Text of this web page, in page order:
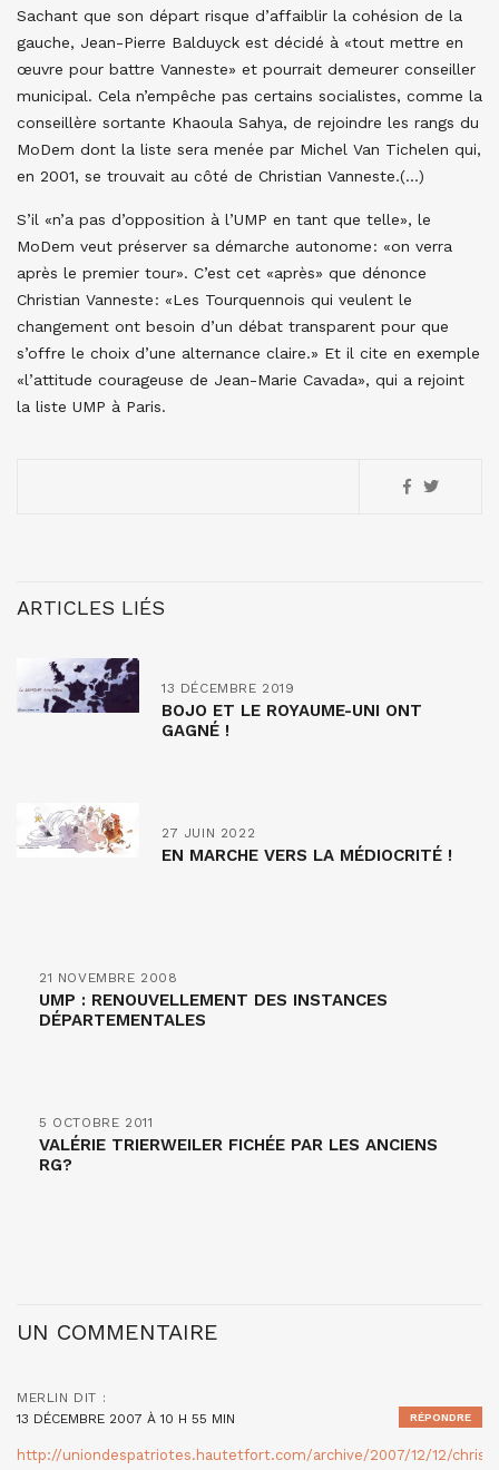
Sachant que son départ risque d’affaiblir la cohésion de la
gauche, Jean-Pierre Balduyck est décidé à «tout mettre en
œuvre pour battre Vanneste» et pourrait demeurer conseiller
municipal. Cela n’empêche pas certains socialistes, comme la
conseillère sortante Khaoula Sahya, de rejoindre les rangs du
MoDem dont la liste sera menée par Michel Van Tichelen qui,
en 2001, se trouvait au côté de Christian Vanneste.(…)
S’il «n’a pas d’opposition à l’UMP en tant que telle», le
MoDem veut préserver sa démarche autonome : «on verra
après le premier tour». C’est cet «après» que dé­nonce
Christian Vanneste : «Les Tourquennois qui veulent le
changement ont besoin d’un débat transparent pour que
s’offre le choix d’une alternance claire.» Et il cite en exemple
«l’attitude courageuse de Jean-Marie Cavada», qui a rejoint
la liste UMP à Paris.
ARTICLES LIÉS
13 DÉCEMBRE 2019
BOJO ET LE ROYAUME-UNI ONT
GAGNÉ !
27 JUIN 2022
EN MARCHE VERS LA MÉDIOCRITÉ !
21 NOVEMBRE 2008
UMP : RENOUVELLEMENT DES INSTANCES
DÉPARTEMENTALES
5 OCTOBRE 2011
VALÉRIE TRIERWEILER FICHÉE PAR LES ANCIENS
RG?
UN COMMENTAIRE
MERLIN DIT :
13 DÉCEMBRE 2007 À 10 H 55 MIN
http://uniondespatriotes.hautetfort.com/archive/2007/12/12/
RÉPONDRE